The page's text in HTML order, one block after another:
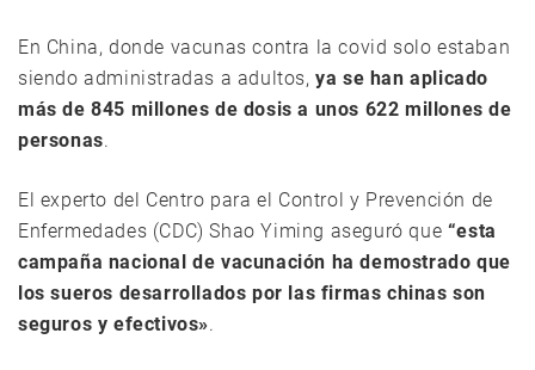
En China, donde vacunas contra la covid solo estaban
siendo administradas a adultos,ya se han aplicado
más de 845 millones de dosis a unos 622 millones de
personas.
El experto del Centro para el Control y Prevención de
Enfermedades (CDC) Shao Yiming aseguró que “esta
campaña nacional de vacunación ha demostrado que
los sueros desarrollados por las firmas chinas son
seguros y efectivos».